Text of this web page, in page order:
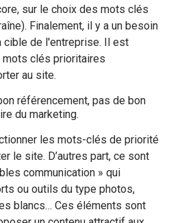
sur le choix des mots clés
Finalement, il y a un besoin
cible de l'entreprise. Il est
clés prioritaires
au site.
référencement, pas de bon
du marketing.
les mots-clés de priorité
le site. D’autres part, ce sont
communication » qui
ou outils du type photos,
blancs… Ces éléments sont